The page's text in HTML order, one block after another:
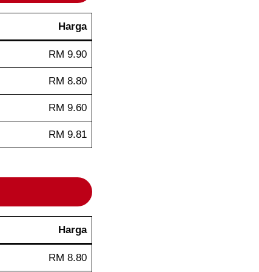
Harga
RM 9.90
RM 8.80
RM 9.60
RM 9.81
Harga
RM 8.80